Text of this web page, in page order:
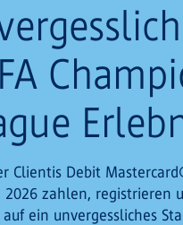
Clientis Debit
2026 zahlen, registrieren
auf ein unvergessliches